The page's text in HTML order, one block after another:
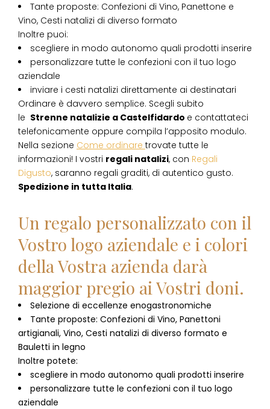
Tante proposte: Confezioni di Vino, Panettone e
Vino, Cesti natalizi di diverso formato
Inoltre puoi:
scegliere in modo autonomo quali prodotti inserire
personalizzare tutte le confezioni con il tuo logo
aziendale
inviare i cesti natalizi direttamente ai destinatari
Ordinare è davvero semplice. Scegli subito
le Strenne natalizie a Castelfidardo e contattateci
telefonicamente oppure compila l’apposito modulo.
Nella sezione Come ordinare trovate tutte le
informazioni! I vostri regali natalizi, con Regali
Digusto, saranno regali graditi, di autentico gusto.
Spedizione in tutta Italia.
Un regalo personalizzato con il
Vostro logo aziendale e i colori
della Vostra azienda darà
maggior pregio ai Vostri doni.
Selezione di eccellenze enogastronomiche
Tante proposte: Confezioni di Vino, Panettoni
artigianali, Vino, Cesti natalizi di diverso formato e
Bauletti in legno
Inoltre potete:
scegliere in modo autonomo quali prodotti inserire
personalizzare tutte le confezioni con il tuo logo
aziendale